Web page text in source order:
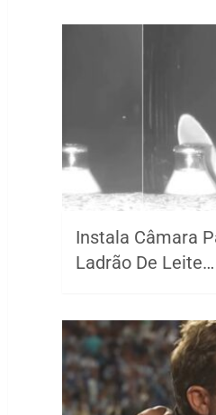
Instala Câmara
Ladrão De